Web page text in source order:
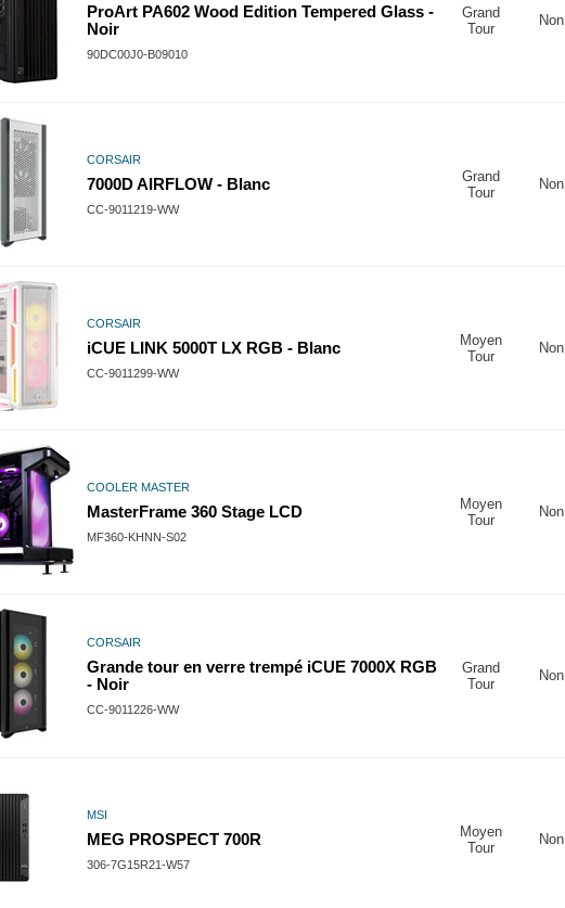
ProArt PA602 Wood Edition Tempered Glass -
Noir
90DC00J0-B09010
Grand
Tour
Non
CORSAIR
7000D AIRFLOW - Blanc
CC-9011219-WW
Grand
Tour
Non
CORSAIR
iCUE LINK 5000T LX RGB - Blanc
CC-9011299-WW
Moyen
Tour
Non
COOLER MASTER
MasterFrame 360 Stage LCD
MF360-KHNN-S02
Moyen
Tour
Non
CORSAIR
Grande tour en verre trempé iCUE 7000X RGB
- Noir
CC-9011226-WW
Grand
Tour
Non
MSI
MEG PROSPECT 700R
306-7G15R21-W57
Moyen
Tour
Non